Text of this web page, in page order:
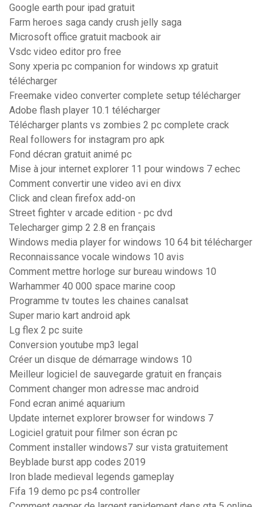
Google earth pour ipad gratuit
Farm heroes saga candy crush jelly saga
Microsoft office gratuit macbook air
Vsdc video editor pro free
Sony xperia pc companion for windows xp gratuit
télécharger
Freemake video converter complete setup télécharger
Adobe flash player 10.1 télécharger
Télécharger plants vs zombies 2 pc complete crack
Real followers for instagram pro apk
Fond décran gratuit animé pc
Mise à jour internet explorer 11 pour windows 7 echec
Comment convertir une video avi en divx
Click and clean firefox add-on
Street fighter v arcade edition - pc dvd
Telecharger gimp 2 2.8 en français
Windows media player for windows 10 64 bit télécharger
Reconnaissance vocale windows 10 avis
Comment mettre horloge sur bureau windows 10
Warhammer 40 000 space marine coop
Programme tv toutes les chaines canalsat
Super mario kart android apk
Lg flex 2 pc suite
Conversion youtube mp3 legal
Créer un disque de démarrage windows 10
Meilleur logiciel de sauvegarde gratuit en français
Comment changer mon adresse mac android
Fond ecran animé aquarium
Update internet explorer browser for windows 7
Logiciel gratuit pour filmer son écran pc
Comment installer windows7 sur vista gratuitement
Beyblade burst app codes 2019
Iron blade medieval legends gameplay
Fifa 19 demo pc ps4 controller